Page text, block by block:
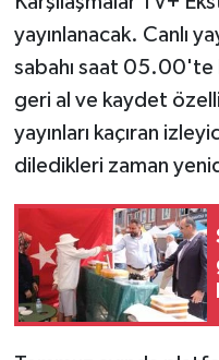
yayınlanacak. Canlı
sabahı saat 05.00'te
geri al ve kaydet
yayınları kaçıran
diledikleri zaman